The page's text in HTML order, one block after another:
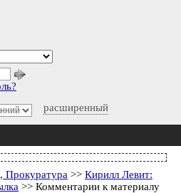
расширенный
Прокуратура >> Кирилл Левит:
>> Комментарии к материалу